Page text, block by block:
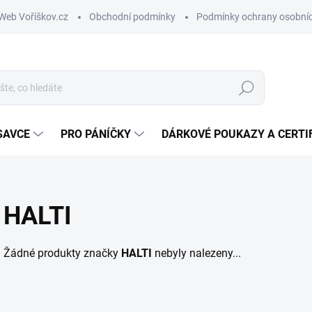
Voříškov.cz Obchodní podmínky Podmínky ochrany
Hledat
PRO PÁNÍČKY DÁRKOVÉ POUKAZY A
HALTI
Žádné produkty značky HALTI nebyly nalezeny...